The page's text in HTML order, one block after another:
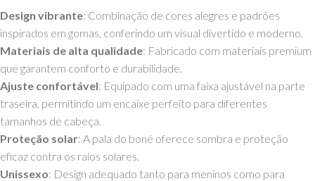
Design vibrante: Combinação de cores alegres e padrões
inspirados em gomas, conferindo um visual divertido e moderno.
Materiais de alta qualidade: Fabricado com materiais premium
que garantem conforto e durabilidade.
Ajuste confortável: Equipado com uma faixa ajustável na parte
traseira, permitindo um encaixe perfeito para diferentes
tamanhos de cabeça.
Proteção solar: A pala do boné oferece sombra e proteção
eficaz contra os raios solares.
Unissexo: Design adequado tanto para meninos como para